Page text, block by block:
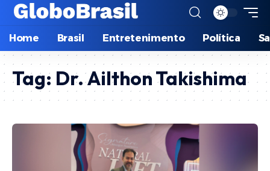
Home Brasil Entretenimento Política
Tag: Dr. Ailthon Takishima